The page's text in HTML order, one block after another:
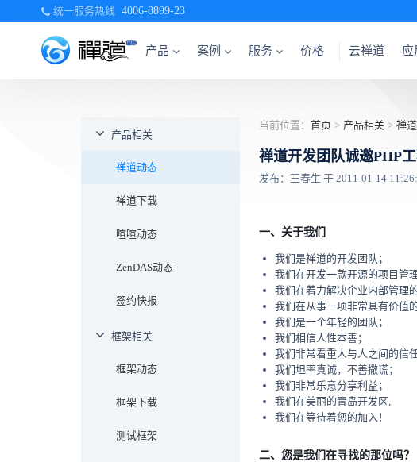
统一服务热线 4006-8899-23
产品 案例 服务 价格 云禅道 应
产品相关
禅道动态
禅道下载
喧喧动态
ZenDAS动态
签约快报
框架相关
框架动态
框架下载
测试框架
当前位置： 首页 > 产品相关 > 禅
禅道开发团队诚邀PHP工
发布：王春生 于 2011-01-14
一、关于我们
我们是禅道的开发团队；
我们在开发一款开源的项目管理
我们在着力解决企业内部管理的
我们在从事一项非常具有价值的
我们是一个年轻的团队；
我们相信人性本善；
我们非常看重人与人之间的信任
我们坦率真诚，不善撒谎；
我们非常乐意分享利益；
我们在美丽的青岛开发区,
我们在等待着您的加入！
二、您是我们在寻找的那位吗？